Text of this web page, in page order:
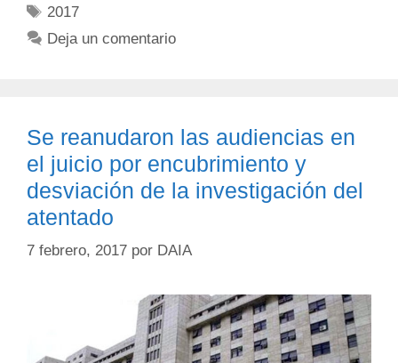
2017
Deja un comentario
Se reanudaron las audiencias en
el juicio por encubrimiento y
desviación de la investigación del
atentado
7 febrero, 2017 por DAIA